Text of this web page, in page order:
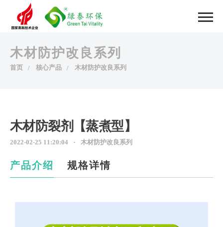
木材防护改良系列
首页 核心产品 木材防护改良系列
木材防裂剂【蒸煮型】
2022-02-25 11:20:04 木材防护改良系列
产品介绍 规格详情